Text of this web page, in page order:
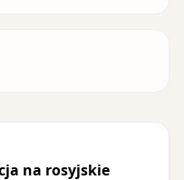
na rosyjskie